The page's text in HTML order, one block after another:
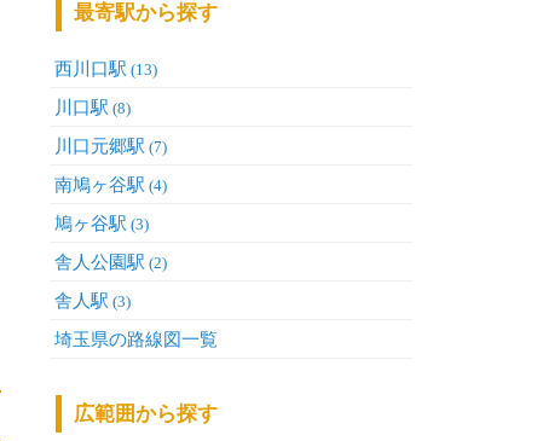
最寄駅から探す
西川口駅 (13)
川口駅 (8)
川口元郷駅 (7)
南鳩ヶ谷駅 (4)
鳩ヶ谷駅 (3)
舎人公園駅 (2)
舎人駅 (3)
埼玉県の路線図一覧
広範囲から探す